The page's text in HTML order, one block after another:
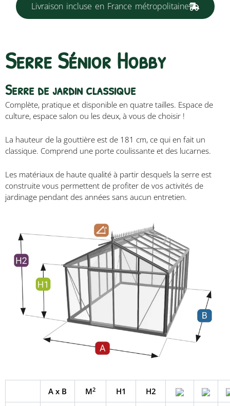
Livraison incluse en France métropolitaine
Serre Sénior Hobby
Serre de jardin classique
Complète, pratique et disponible en quatre tailles. Espace de
culture, espace salon ou les deux, à vous de choisir !
La hauteur de la gouttière est de 181 cm, ce qui en fait un
classique. Comprend une porte coulissante et des lucarnes.
Les matériaux de haute qualité à partir desquels la serre est
construite vous permettent de profiter de vos activités de
jardinage pendant des années sans aucun entretien.
A x B M2 H1 H2